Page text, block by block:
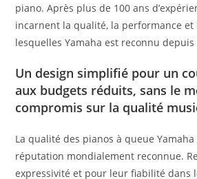
piano. Après plus de 100 ans
incarnent la qualité, la performance et
lesquelles Yamaha est reconnu
Un design simplifié pour un
aux budgets réduits, sans le
compromis sur la qualité
La qualité des pianos à queue
réputation mondialement reconnue.
expressivité et pour leur fiabilité dans